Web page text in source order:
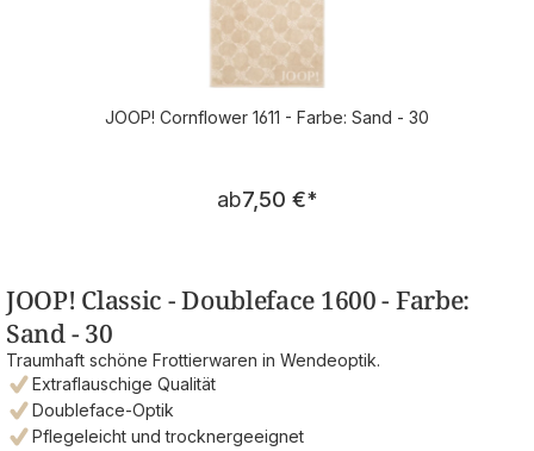
JOOP! Cornflower 1611 - Farbe: Sand - 30
Regulärer Preis:
ab7,50 €*
JOOP! Classic - Doubleface 1600 - Farbe:
Sand - 30
Traumhaft schöne Frottierwaren in Wendeoptik.
Extraflauschige Qualität
Doubleface-Optik
Pflegeleicht und trocknergeeignet